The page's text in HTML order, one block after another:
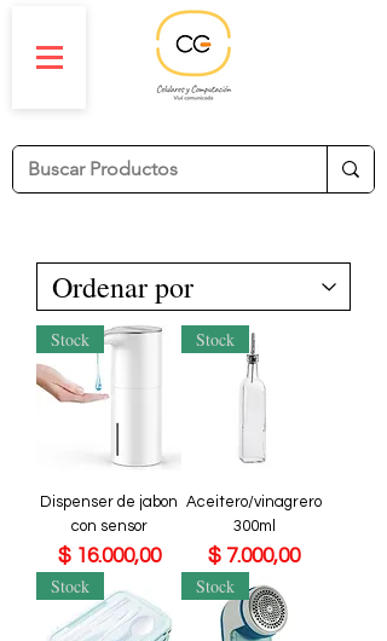
Stock
Dispenser de jabon
con sensor
Precio
$ 16.000,00
Stock
Aceitero/vinagrero
300ml
Precio
$ 7.000,00
Stock Stock